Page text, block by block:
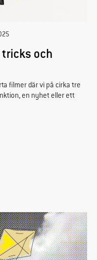
tricks och
filmer där vi på cirka tre
en nyhet eller ett